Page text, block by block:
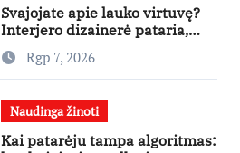
Svajojate apie lauko virtuvę?
Interjero dizainerė pataria,
nuo ko pradėti
Rgp 7, 2026
Naudinga žinoti
Kai patarėju tampa algoritmas: